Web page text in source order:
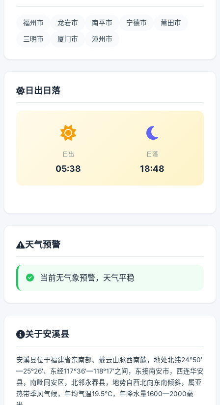
福州市 龙岩市 南平市 宁德市 莆田市
三明市 厦门市 漳州市
日出日落
日出
05:38
日落
18:48
天气预警
当前无气象预警，天气平稳
关于安溪县
安溪县位于福建省东南部、戴云山脉西南麓，地处北纬24°50′
—25°26′、东经117°36′—118°17′之间，东接南安市，西连华安
县，南毗同安区，北邻永春县，地势自西北向东南倾斜，属亚
热带季风气候，年均气温19.5℃，年降水量1600—2000毫